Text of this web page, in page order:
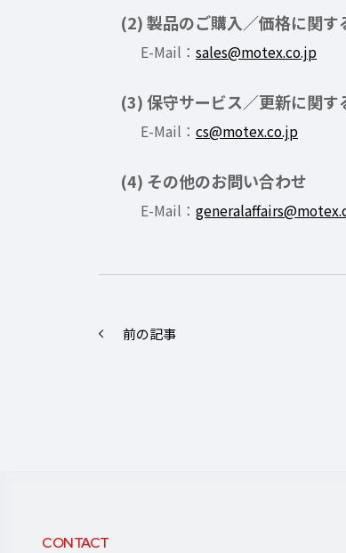
(2) 製品のご購入／価格に関す
E-Mail： sales@motex.co.jp
(3) 保守サービス／更新に関す
E-Mail： cs@motex.co.jp
(4) その他のお問い合わせ
E-Mail：
前の記事
CONTACT